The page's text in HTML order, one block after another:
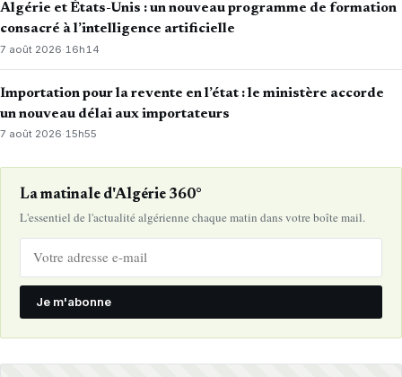
Algérie et États-Unis : un nouveau programme de formation
consacré à l’intelligence artificielle
7 août 2026·16h14
Importation pour la revente en l’état : le ministère accorde
un nouveau délai aux importateurs
7 août 2026·15h55
La matinale d'Algérie 360°
L'essentiel de l'actualité algérienne chaque matin dans votre boîte mail.
Je m'abonne